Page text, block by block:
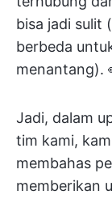
bisa jadi sulit
berbeda
menantang).
Jadi, dalam
tim kami,
membahas
memberikan